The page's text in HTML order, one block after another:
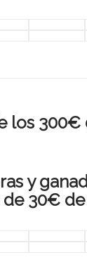
los
y
de 30€